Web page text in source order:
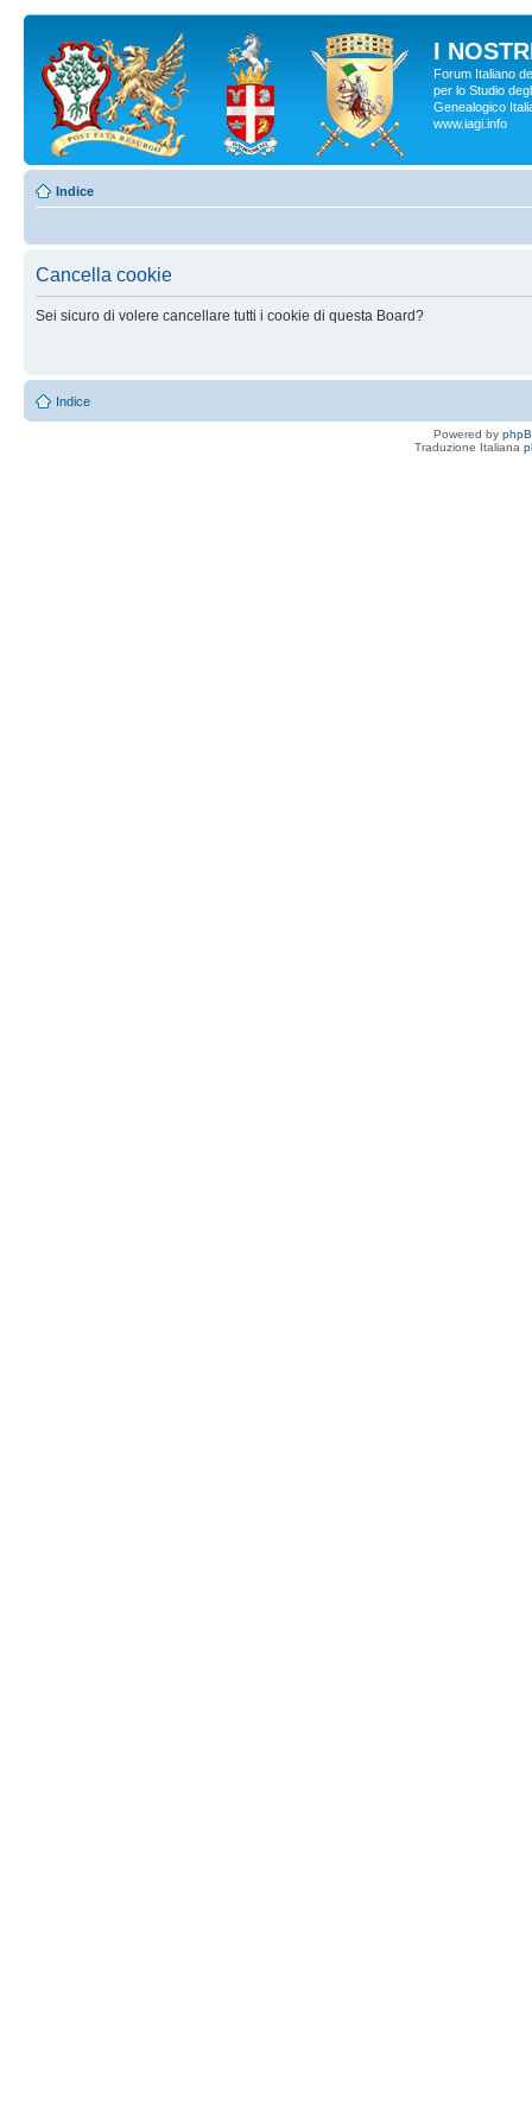
I
Forum Italiano
per lo Studio
Genealogico
www.iagi.info
Indice
Cancella cookie
Sei sicuro di volere cancellare tutti i cookie di questa Board?
Indice
Powered by
Traduzione Italiana